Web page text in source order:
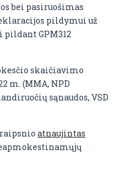
bei pasiruošimas
pildymui už
GPM312
skaičiavimo
m. (MMA, NPD
sąnaudos, VSD
atnaujintas